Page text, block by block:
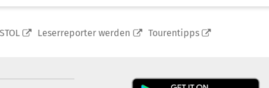
Leserreporter werden Tourentipps